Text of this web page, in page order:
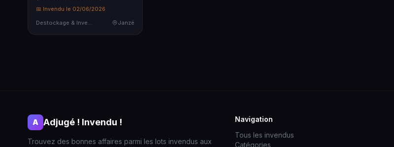
📅 Invendu le 02/06/2026
Destockage & Invendus
Janzé
A Adjugé ! Invendu !
Trouvez des bonnes affaires parmi les lots invendus aux
Navigation
Tous les invendus
Catégories